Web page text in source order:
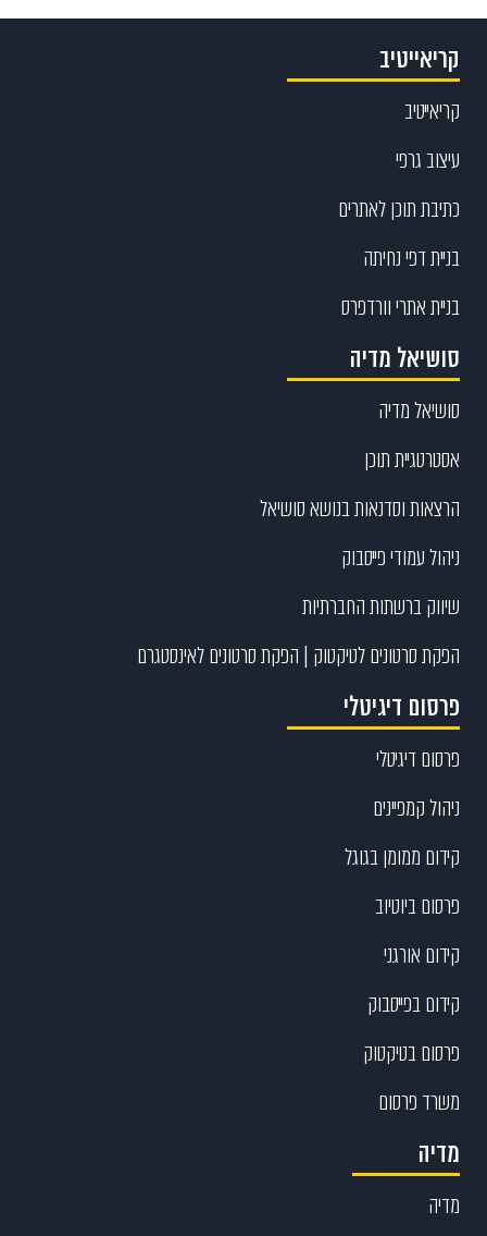
קריאייטיב
קריאייטיב
עיצוב גרפי
כתיבת תוכן לאתרים
בניית דפי נחיתה
בניית אתרי וורדפרס
סושיאל מדיה
סושיאל מדיה
אסטרטגיית תוכן
הרצאות וסדנאות בנושא סושיאל
ניהול עמודי פייסבוק
שיווק ברשתות החברתיות
הפקת סרטונים לטיקטוק | הפקת סרטונים לאינסטגרם
פרסום דיגיטלי
פרסום דיגיטלי
ניהול קמפיינים
קידום ממומן בגוגל
פרסום ביוטיוב
קידום אורגני
קידום בפייסבוק
פרסום בטיקטוק
משרד פרסום
מדיה
מדיה